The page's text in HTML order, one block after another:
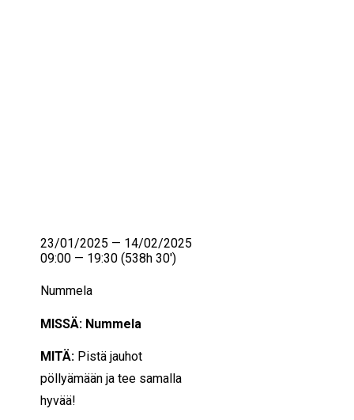
MISSÄ: Nummela
MITÄ: Pistä jauhot
pöllyämään ja tee samalla
hyvää!
23/01/2025 — 14/02/2025
09:00 — 19:30 (538h 30′)
Nummela